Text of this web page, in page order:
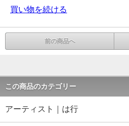
買い物を続ける
前の商品へ
この商品のカテゴリー
アーティスト｜は行